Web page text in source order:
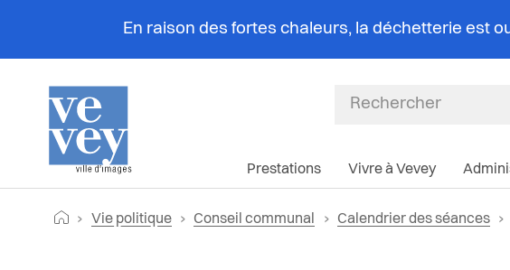
En raison des fortes chaleurs, la déchetterie est
Prestations Vivre à Vevey
FilRetourner vers la page d'accueil
Vie politique Conseil communal Calendrier des séances